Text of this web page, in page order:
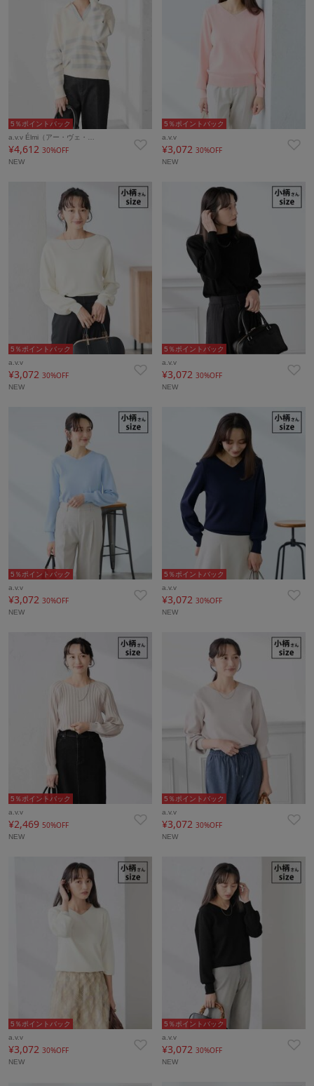
5％ポイントバック
a.v.v Élmi（アー・ヴェ・…
¥4,612 30%OFF
NEW
5％ポイントバック
a.v.v
¥3,07230%OFF
NEW
5％ポイントバック
a.v.v
¥3,072 30%OFF
NEW
5％ポイントバック
a.v.v
¥3,07230%OFF
NEW
5％ポイントバック
a.v.v
¥3,072 30%OFF
NEW
5％ポイントバック
a.v.v
¥3,072 30%OFF
NEW
5％ポイントバック
a.v.v
¥2,469 50%OFF
NEW
5％ポイントバック
a.v.v
¥3,07230%OFF
NEW
5％ポイントバック
a.v.v
¥3,072 30%OFF
NEW
5％ポイントバック
a.v.v
¥3,07230%OFF
NEW